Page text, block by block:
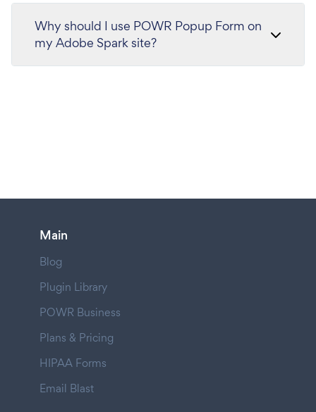
Why should I use POWR Popup Form on
my Adobe Spark site?
Main
Blog
Plugin Library
POWR Business
Plans & Pricing
HIPAA Forms
Email Blast